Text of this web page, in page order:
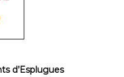
d’Esplugues